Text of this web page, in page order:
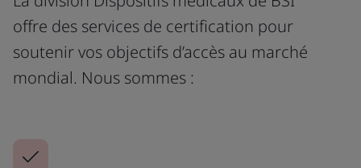
offre des services de certification pour
soutenir vos objectifs d’accès au marché
mondial. Nous sommes :